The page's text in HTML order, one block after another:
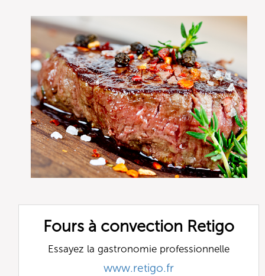
Fours à convection Retigo
Essayez la gastronomie professionnelle
www.retigo.fr